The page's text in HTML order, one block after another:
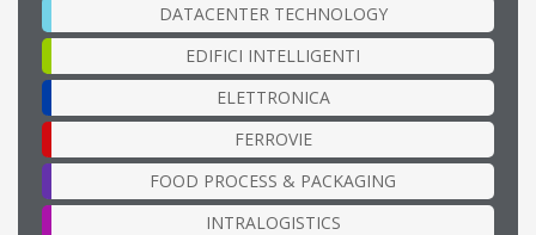
DATACENTER TECHNOLOGY
EDIFICI INTELLIGENTI
ELETTRONICA
FERROVIE
FOOD PROCESS & PACKAGING
INTRALOGISTICS